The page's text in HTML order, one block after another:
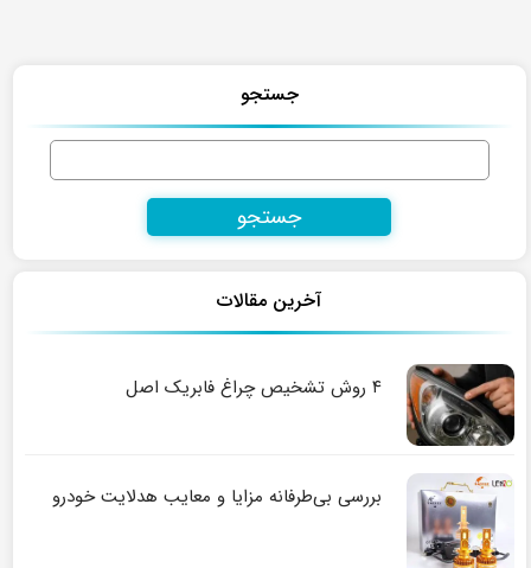
جستجو
جستجو
آخرین مقالات
۴ روش تشخیص چراغ فابریک اصل
بررسی بی‌طرفانه مزایا و معایب هدلایت خودرو